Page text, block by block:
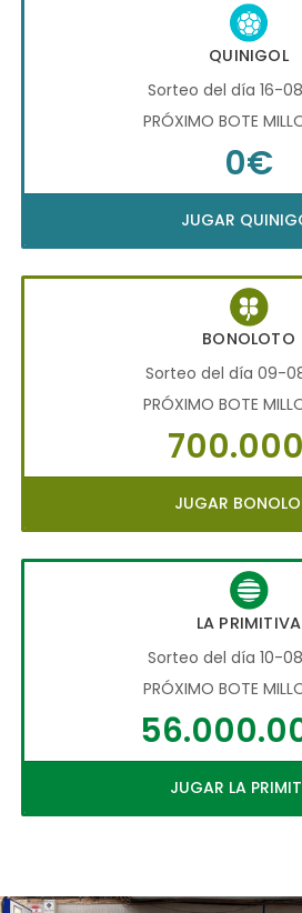
QUINIGOL
Sorteo del día 16-
PRÓXIMO BOTE
0€
JUGAR
BONOLOTO
Sorteo del día 09-
PRÓXIMO BOTE
JUGAR
LA PRIMITIVA
Sorteo del día 10-
PRÓXIMO BOTE
JUGAR LA